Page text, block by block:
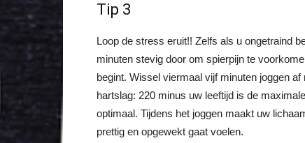
Tip 3
Loop de stress eruit!! Zelfs als u ongetraind
minuten stevig door om spierpijn te
begint. Wissel viermaal vijf minuten joggen
hartslag: 220 minus uw leeftijd is de
optimaal. Tijdens het joggen maakt uw
prettig en opgewekt gaat voelen.